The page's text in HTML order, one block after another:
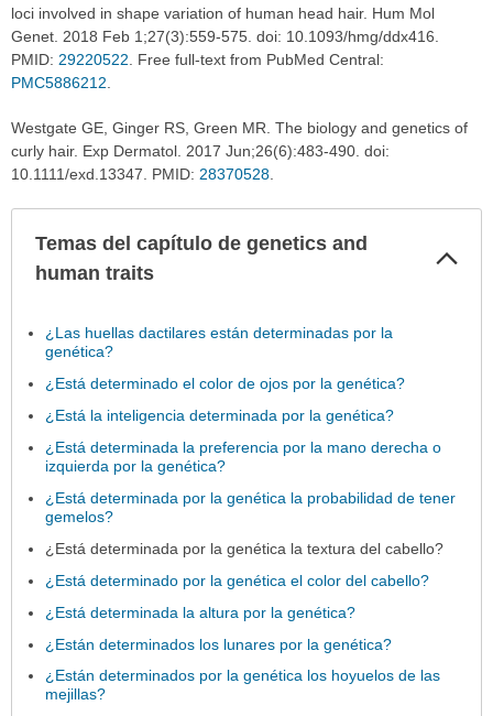
loci involved in shape variation of human head hair. Hum Mol
Genet. 2018 Feb 1;27(3):559-575. doi: 10.1093/hmg/ddx416.
PMID: 29220522 . Free full-text from PubMed Central:
PMC5886212
Westgate GE, Ginger RS, Green MR. The biology and genetics of
curly hair. Exp Dermatol. 2017 Jun;26(6):483-490. doi:
10.1111/exd.13347. PMID: 28370528
Temas del capítulo de genetics and
human traits
¿Las huellas dactilares están determinadas por la
genética?
¿Está determinado el color de ojos por la genética?
¿Está la inteligencia determinada por la genética?
¿Está determinada la preferencia por la mano derecha o
izquierda por la genética?
¿Está determinada por la genética la probabilidad de tener
gemelos?
¿Está determinada por la genética la textura del cabello?
¿Está determinado por la genética el color del cabello?
¿Está determinada la altura por la genética?
¿Están determinados los lunares por la genética?
¿Están determinados por la genética los hoyuelos de las
mejillas?